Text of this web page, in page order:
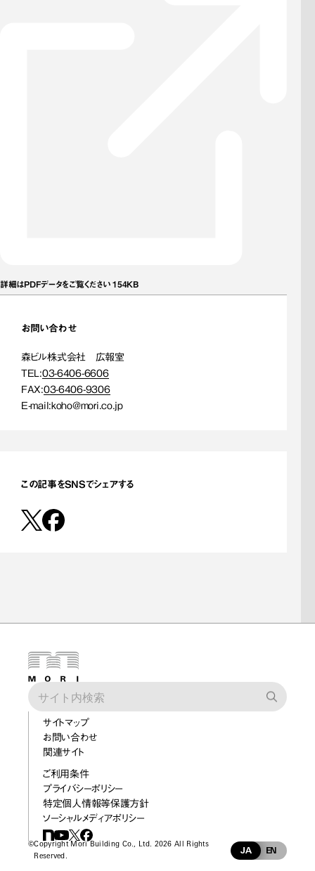
詳細はPDFデータをご覧ください 154KB
お問い合わせ
森ビル株式会社 広報室
TEL:03-6406-6606
FAX:03-6406-9306
E-mail:koho@mori.co.jp
この記事をSNSでシェアする
サイトマップ
お問い合わせ
関連サイト
ご利用条件
プライバシーポリシー
特定個人情報等保護方針
ソーシャルメディアポリシー
©Copyright Mori Building Co., Ltd. 2026 All Rights
Reserved.
JA EN